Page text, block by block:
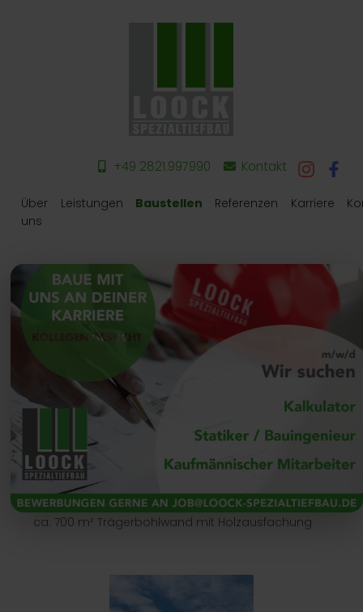
+49 2821.997990 Kontakt
Über
uns
Leistungen Baustellen Referenzen Karriere
Kleve Joseph-Beuys-
Gesamtschule
Im Zuge des Neubaus der Joseph-Beuys-
Gesamtschule erstellen wir an drei Bereichen eine
freistehende und einfach rückverankerte
Trägerbohlwand bis 7,0 m Tiefe.
Ausführung:
ca. 700 m² Trägerbohlwand mit Holzausfachung